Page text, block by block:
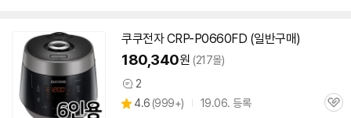
쿠쿠전자 CRP-P0660FD (일반구매)
180,340원 (217몰)
상
품
2
별
4.6 (상
999+) 19.06. 등록
관